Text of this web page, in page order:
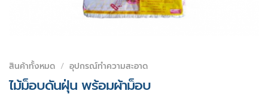
สินค้าทั้งหมด / อุปกรณ์ทำความสะอาด
ไม้ม็อบดันฝุ่น พร้อมผ้าม็อบ